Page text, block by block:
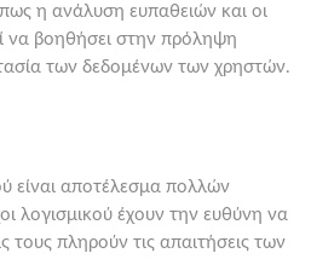
η ανάλυση ευπαθειών και οι
να βοηθήσει στην πρόληψη
των δεδομένων των χρηστών.
είναι αποτέλεσμα πολλών
λογισμικού έχουν την ευθύνη να
τους πληρούν τις απαιτήσεις των